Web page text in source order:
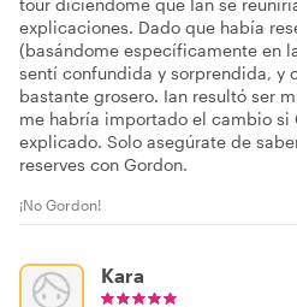
explicaciones. Dado que había
(basándome específicamente en
sentí confundida y sorprendida, y
bastante grosero. Ian resultó ser
me habría importado el cambio si
explicado. Solo asegúrate de
reserves con Gordon.
¡No Gordon!
Kara